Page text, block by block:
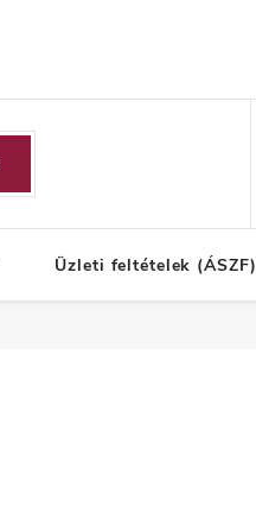
Üzleti feltételek (ÁSZF)